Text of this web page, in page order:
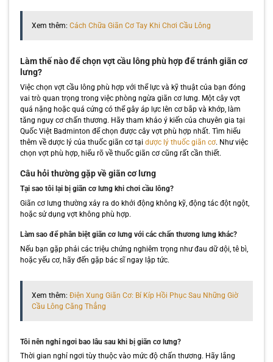
Xem thêm: Cách Chữa Giãn Cơ Tay Khi Chơi Cầu Lông
Làm thế nào để chọn vợt cầu lông phù hợp để tránh giãn cơ
lưng?
Việc chọn vợt cầu lông phù hợp với thể lực và kỹ thuật của bạn đóng
vai trò quan trọng trong việc phòng ngừa giãn cơ lưng. Một cây vợt
quá nặng hoặc quá cứng có thể gây áp lực lên cơ bắp và khớp, làm
tăng nguy cơ chấn thương. Hãy tham khảo ý kiến của chuyên gia tại
Quốc Việt Badminton để chọn được cây vợt phù hợp nhất. Tìm hiểu
thêm về dược lý của thuốc giãn cơ tại dược lý thuốc giãn cơ. Như việc
chọn vợt phù hợp, hiểu rõ về thuốc giãn cơ cũng rất cần thiết.
Câu hỏi thường gặp về giãn cơ lưng
Tại sao tôi lại bị giãn cơ lưng khi chơi cầu lông?
Giãn cơ lưng thường xảy ra do khởi động không kỹ, động tác đột ngột,
hoặc sử dụng vợt không phù hợp.
Làm sao để phân biệt giãn cơ lưng với các chấn thương lưng khác?
Nếu bạn gặp phải các triệu chứng nghiêm trọng như đau dữ dội, tê bì,
hoặc yếu cơ, hãy đến gặp bác sĩ ngay lập tức.
Xem thêm: Điện Xung Giãn Cơ: Bí Kíp Hồi Phục Sau Những Giờ
Cầu Lông Căng Thẳng
Tôi nên nghỉ ngơi bao lâu sau khi bị giãn cơ lưng?
Thời gian nghỉ ngơi tùy thuộc vào mức độ chấn thương. Hãy lắng